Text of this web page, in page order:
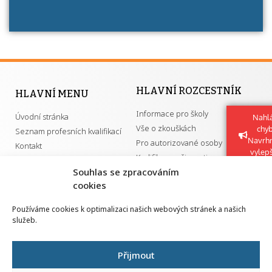
Souhlas se zpracováním
cookies
Používáme cookies k optimalizaci našich webových stránek a našich
služeb.
Přijmout
HLAVNÍ MENU
Úvodní stránka
Seznam profesních kvalifikací
Kontakt
HLAVNÍ ROZCESTNÍK
Informace pro školy
Vše o zkouškách
Pro autorizované osoby
Kvalifikace a živnosti
GDPR
Národní pedagogický institut ČR
Senovážné náměstí 25